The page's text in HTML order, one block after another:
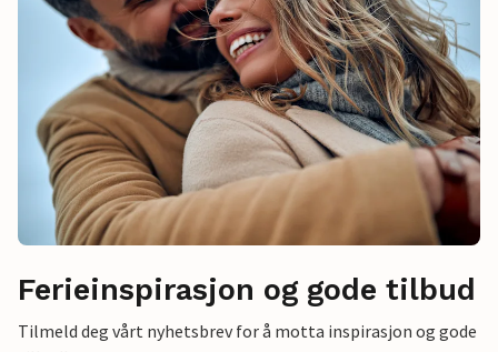
Ferieinspirasjon og gode tilbud
Tilmeld deg vårt nyhetsbrev for å motta inspirasjon og gode